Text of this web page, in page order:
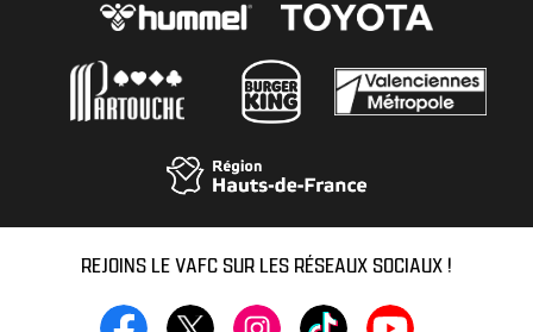
REJOINS LE VAFC SUR LES RÉSEAUX SOCIAUX !